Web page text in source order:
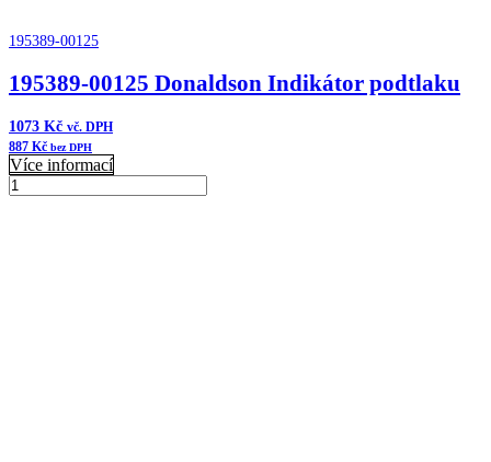
195389-00125
195389-00125 Donaldson Indikátor podtlaku
1073 Kč vč. DPH
887 Kč bez DPH
Více informací
195389-